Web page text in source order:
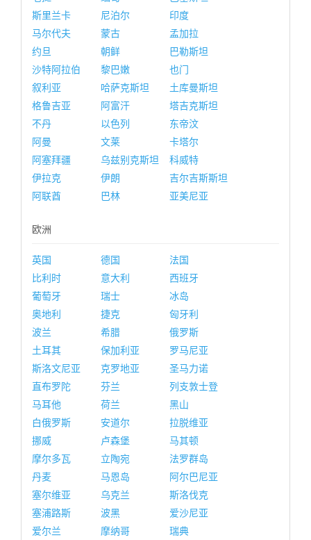
斯里兰卡
尼泊尔
印度
马尔代夫
蒙古
孟加拉
约旦
朝鲜
巴勒斯坦
沙特阿拉伯
黎巴嫩
也门
叙利亚
哈萨克斯坦
土库曼斯坦
格鲁吉亚
阿富汗
塔吉克斯坦
不丹
以色列
东帝汶
阿曼
文莱
卡塔尔
阿塞拜疆
乌兹别克斯坦
科威特
伊拉克
伊朗
吉尔吉斯斯坦
阿联酋
巴林 亚美尼亚
欧洲
英国 德国
法国
比利时
意大利
西班牙
葡萄牙
瑞士
冰岛
奥地利
捷克
匈牙利
波兰
希腊
俄罗斯
土耳其
保加利亚
罗马尼亚
斯洛文尼亚
克罗地亚
圣马力诺
直布罗陀
芬兰
列支敦士登
马耳他
荷兰
黑山
白俄罗斯
安道尔
拉脱维亚
挪威
卢森堡
马其顿
摩尔多瓦
立陶宛
法罗群岛
丹麦
马恩岛
阿尔巴尼亚
塞尔维亚
乌克兰
斯洛伐克
塞浦路斯
波黑
爱沙尼亚
爱尔兰
摩纳哥 瑞典